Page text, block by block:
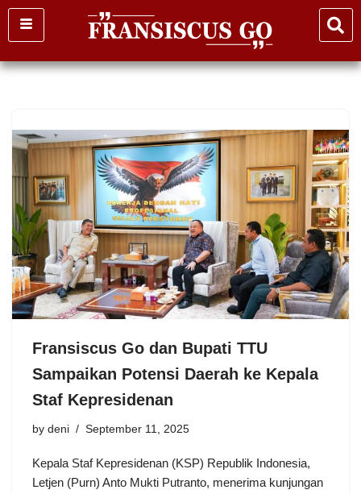
Skip
to
Fransiscus Go dan Bupati TTU
Sampaikan Potensi Daerah ke Kepala
Staf Kepresidenan
by deni September 11, 2025
Kepala Staf Kepresidenan (KSP) Republik Indonesia,
Letjen (Purn) Anto Mukti Putranto, menerima kunjungan